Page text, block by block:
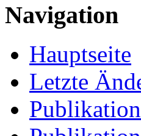
Navigation
Hauptseite
Letzte